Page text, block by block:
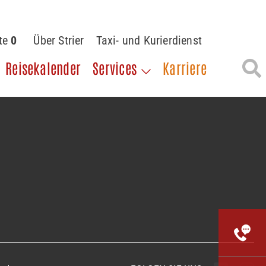
Reisekalender Services Karriere
Über Strier Taxi- und Kurierdienst
0